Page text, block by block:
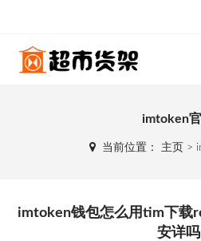
imtoken
当前位置： 主页 >
imtoken钱包怎么用tim下载
安详吗